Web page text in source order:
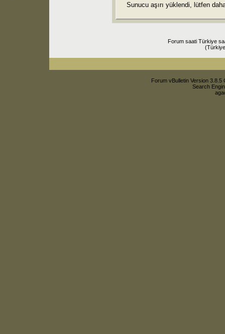
Sunucu aşırı yüklendi, lütfen
Forum saati Türkiye
Forum vBulletin Version
Search